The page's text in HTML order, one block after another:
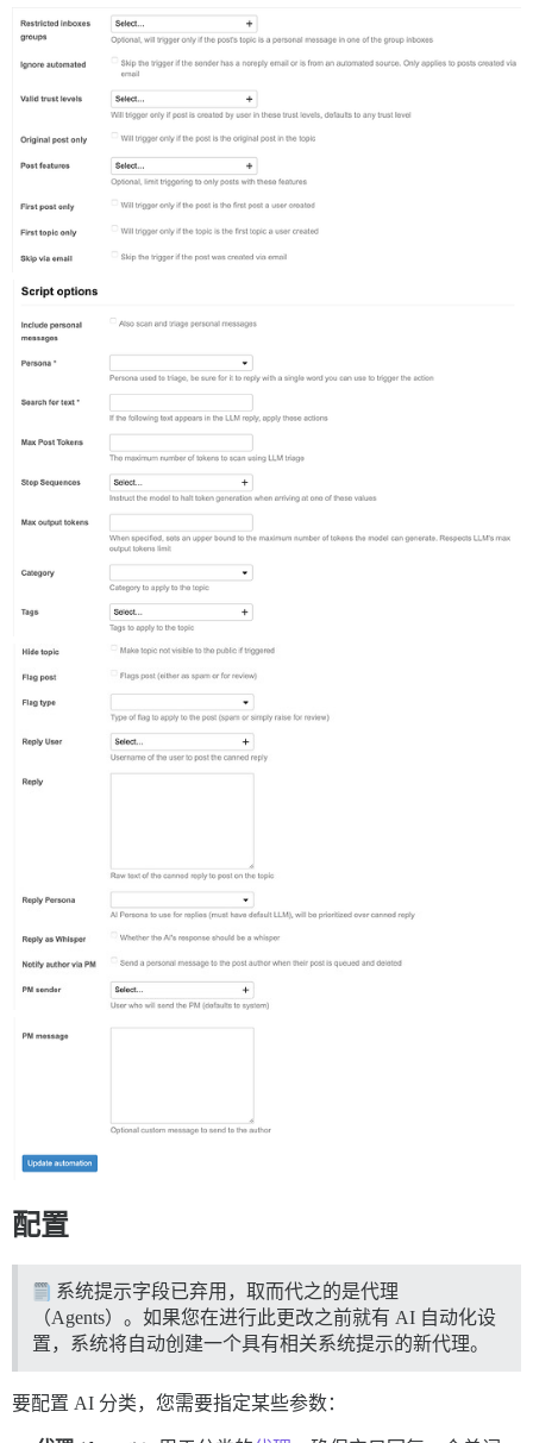
配置
系统提示字段已弃用，取而代之的是代理
（Agents）。如果您在进行此更改之前就有 AI 自动化设
置，系统将自动创建一个具有相关系统提示的新代理。
要配置 AI 分类，您需要指定某些参数：